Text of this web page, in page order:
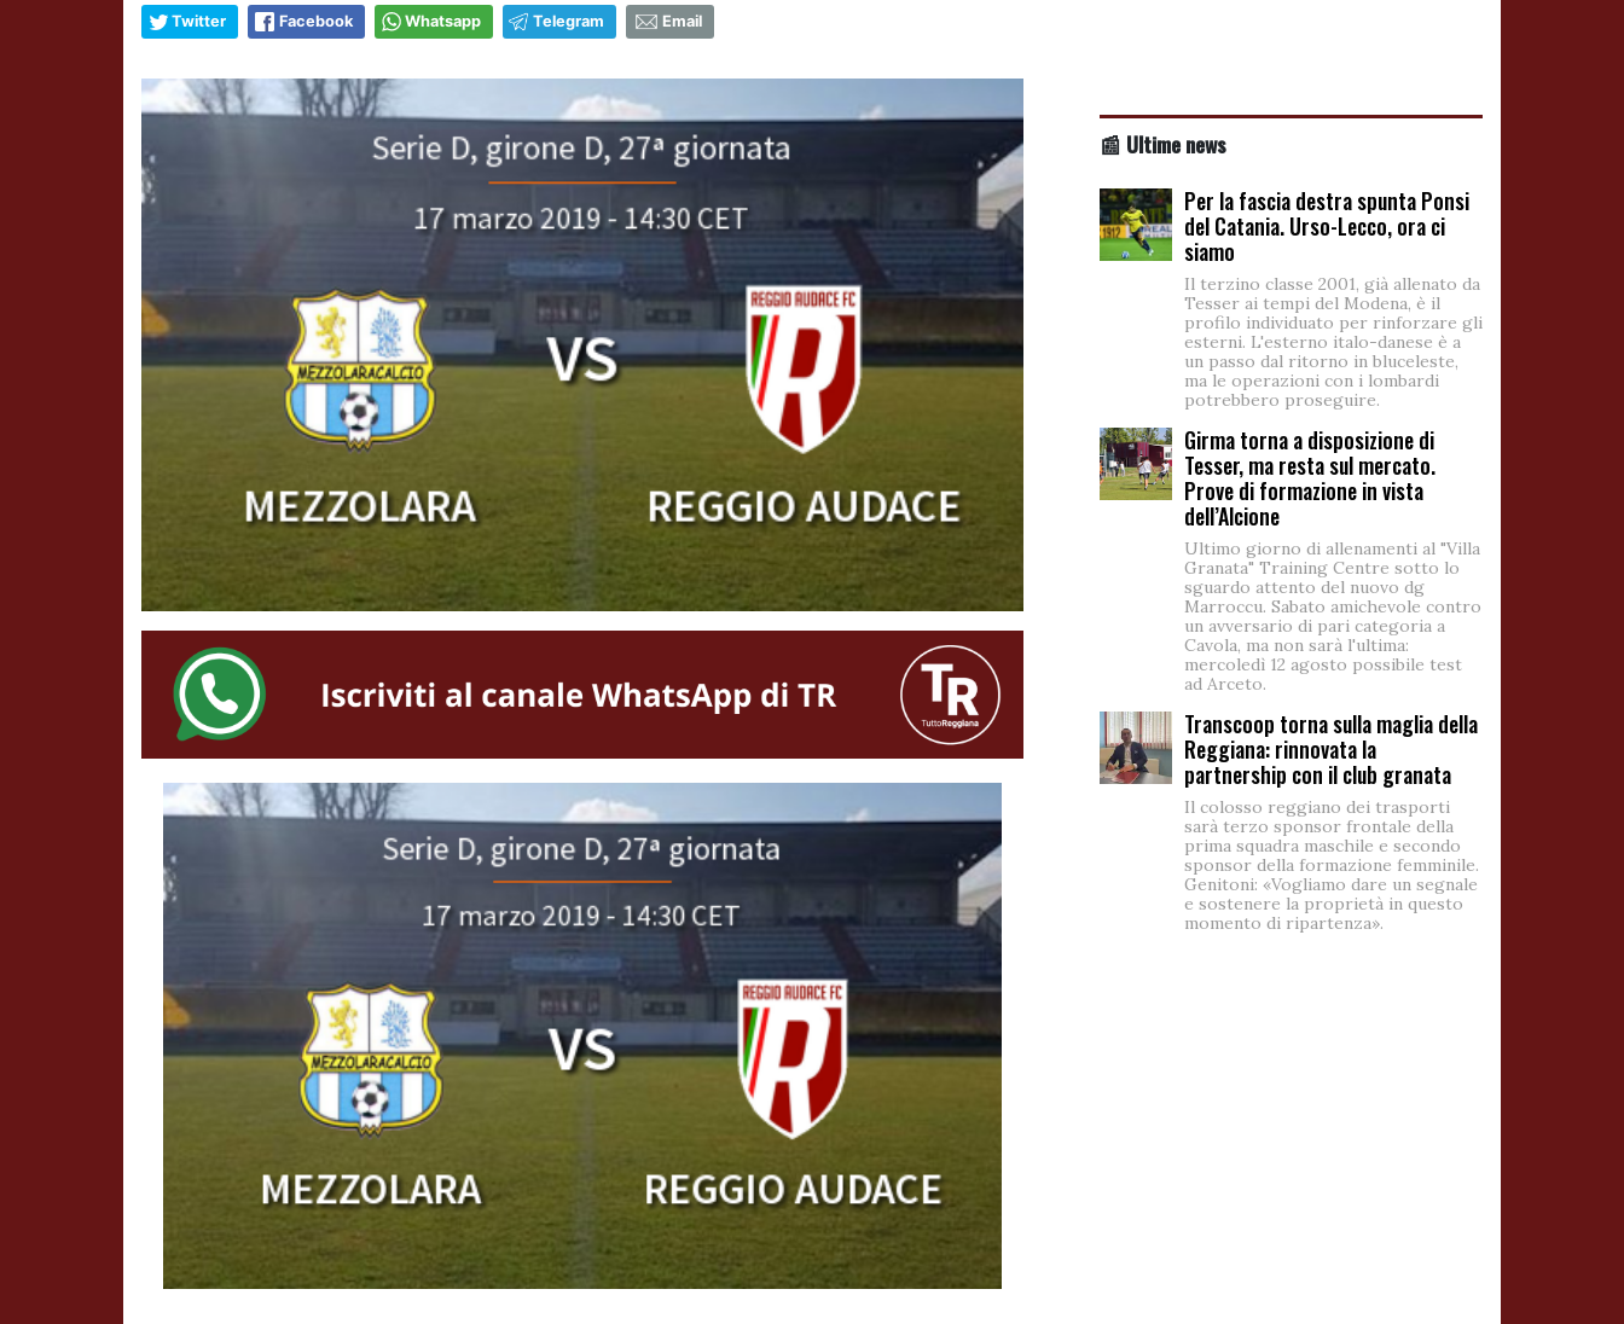
Twitter Facebook Whatsapp Telegram Email
📰 Ultime news
Per la fascia destra spunta Ponsi
del Catania. Urso-Lecco, ora ci
siamo
Il terzino classe 2001, già allenato da
Tesser ai tempi del Modena, è il
profilo individuato per rinforzare gli
esterni. L'esterno italo-danese è a
un passo dal ritorno in bluceleste,
ma le operazioni con i lombardi
potrebbero proseguire.
Girma torna a disposizione di
Tesser, ma resta sul mercato.
Prove di formazione in vista
dell’Alcione
Ultimo giorno di allenamenti al "Villa
Granata" Training Centre sotto lo
sguardo attento del nuovo dg
Marroccu. Sabato amichevole contro
un avversario di pari categoria a
Cavola, ma non sarà l'ultima:
mercoledì 12 agosto possibile test
ad Arceto.
Transcoop torna sulla maglia della
Reggiana: rinnovata la
partnership con il club granata
Il colosso reggiano dei trasporti
sarà terzo sponsor frontale della
prima squadra maschile e secondo
sponsor della formazione femminile.
Genitoni: «Vogliamo dare un segnale
e sostenere la proprietà in questo
momento di ripartenza».